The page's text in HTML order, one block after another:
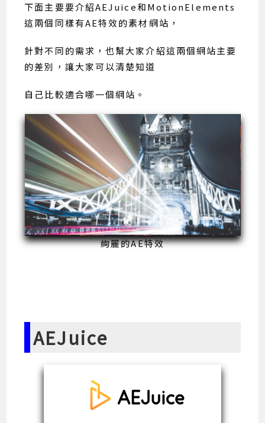
下面主要要介紹AEJuice和MotionElements
這兩個同樣有AE特效的素材網站，
針對不同的需求，也幫大家介紹這兩個網站主要
的差別，讓大家可以清楚知道
自己比較適合哪一個網站。
絢麗的AE特效
AEJuice